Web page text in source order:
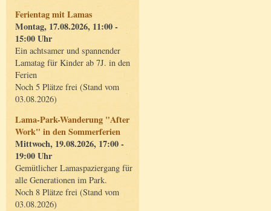
Ferientag mit Lamas
Montag, 17.08.2026, 11:00 -
15:00 Uhr
Ein achtsamer und spannender
Lamatag für Kinder ab 7J. in den
Ferien
Noch 5 Plätze frei (Stand vom
03.08.2026)
Lama-Park-Wanderung "After
Work" in den Sommerferien
Mittwoch, 19.08.2026, 17:00 -
19:00 Uhr
Gemütlicher Lamaspaziergang für
alle Generationen im Park.
Noch 8 Plätze frei (Stand vom
03.08.2026)